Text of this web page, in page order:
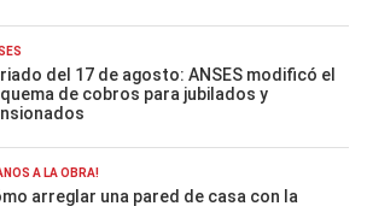
del 17 de agosto: ANSES modificó el
de cobros para jubilados y
A LA OBRA!
arreglar una pared de casa con la